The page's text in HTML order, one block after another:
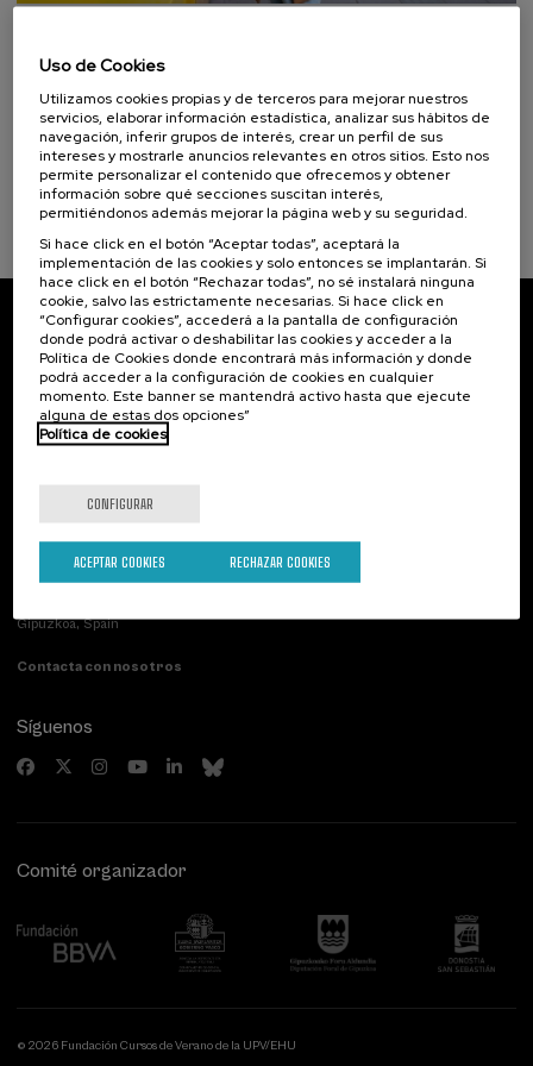
Objetivos de desarrollo sostenible
Transformando la Logística Urbana:
Tecnologías y Casos de Éxito
10 h. Euskera Español .
...
DESDEÚltimas
plazas
Gratuito
Fecha
pasada
Lista
de
espera
Plazo
de
matrícula
finalizado
Suscríbete a nuestro boletín
Inscríbete para ser el primero/a en recibir las
novedades de UIK.
Suscribirse
Contacto
Palacio Miramar
Paseo de Miraconcha, 48
Gipuzkoa, Spain
Contacta con nosotros
Actividades anteriores
Síguenos
Comité organizador
© 2026 Fundación Cursos de Verano de la UPV/EHU
Uso de Cookies
Utilizamos cookies propias y de terceros para mejorar nuestros
servicios, elaborar información estadística, analizar sus hábitos de
navegación, inferir grupos de interés, crear un perfil de sus
intereses y mostrarle anuncios relevantes en otros sitios. Esto nos
permite personalizar el contenido que ofrecemos y obtener
información sobre qué secciones suscitan interés,
permitiéndonos además mejorar la página web y su seguridad.
Si hace click en el botón “Aceptar todas”, aceptará la
implementación de las cookies y solo entonces se implantarán. Si
hace click en el botón “Rechazar todas”, no sé instalará ninguna
cookie, salvo las estrictamente necesarias. Si hace click en
“Configurar cookies”, accederá a la pantalla de configuración
donde podrá activar o deshabilitar las cookies y acceder a la
Política de Cookies donde encontrará más información y donde
podrá acceder a la configuración de cookies en cualquier
momento. Este banner se mantendrá activo hasta que ejecute
alguna de estas dos opciones”
Política de cookies
CONFIGURAR
RECHAZAR COOKIES
ACEPTAR COOKIES